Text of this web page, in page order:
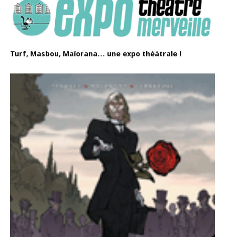
Turf, Masbou, Maïorana… une expo théàtrale !